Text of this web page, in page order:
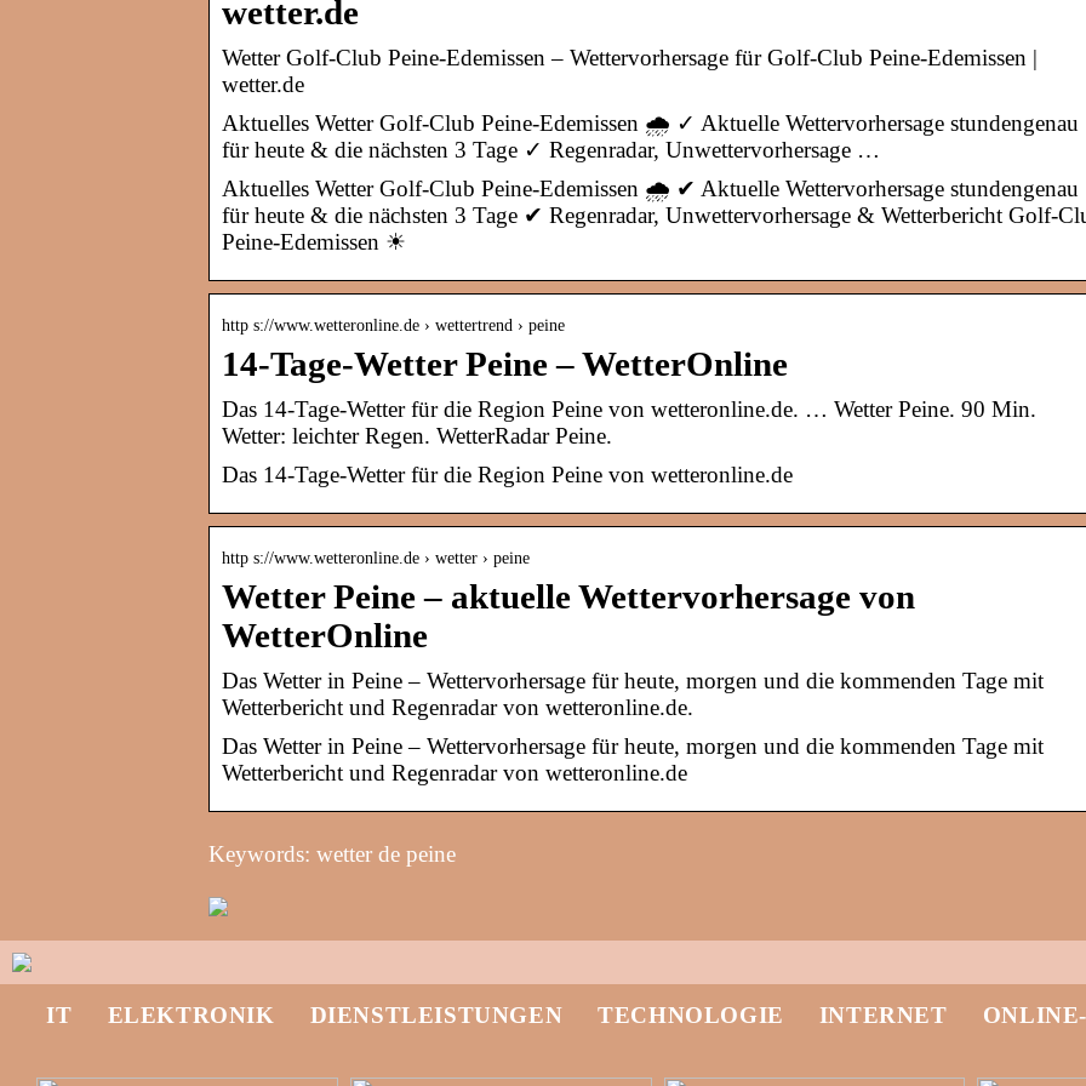
wetter.de
Wetter Golf-Club Peine-Edemissen – Wettervorhersage für Golf-Club Peine-Edemissen |
wetter.de
Aktuelles Wetter Golf-Club Peine-Edemissen 🌧️ ✓ Aktuelle Wettervorhersage stundengenau
für heute & die nächsten 3 Tage ✓ Regenradar, Unwettervorhersage …
Aktuelles Wetter Golf-Club Peine-Edemissen 🌧️ ✔ Aktuelle Wettervorhersage stundengenau
für heute & die nächsten 3 Tage ✔ Regenradar, Unwettervorhersage & Wetterbericht Golf-
Peine-Edemissen ☀
http s://www.wetteronline.de › wettertrend › peine
14-Tage-Wetter Peine – WetterOnline
Das 14-Tage-Wetter für die Region Peine von wetteronline.de. … Wetter Peine. 90 Min.
Wetter: leichter Regen. WetterRadar Peine.
Das 14-Tage-Wetter für die Region Peine von wetteronline.de
http s://www.wetteronline.de › wetter › peine
Wetter Peine – aktuelle Wettervorhersage von
WetterOnline
Das Wetter in Peine – Wettervorhersage für heute, morgen und die kommenden Tage mit
Wetterbericht und Regenradar von wetteronline.de.
Das Wetter in Peine – Wettervorhersage für heute, morgen und die kommenden Tage mit
Wetterbericht und Regenradar von wetteronline.de
Keywords: wetter de peine
IT ELEKTRONIK DIENSTLEISTUNGEN TECHNOLOGIE INTERNET